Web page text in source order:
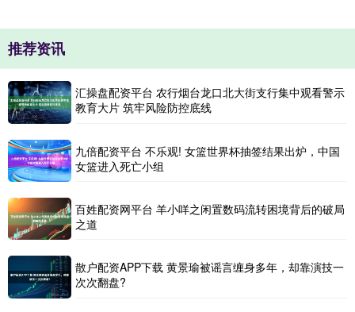
推荐资讯
汇操盘配资平台 农行烟台龙口北大街支行集中观看警示
教育大片 筑牢风险防控底线
九倍配资平台 不乐观! 女篮世界杯抽签结果出炉，中国
女篮进入死亡小组
百姓配资网平台 羊小咩之闲置数码流转困境背后的破局
之道
散户配资APP下载 黄景瑜被谣言缠身多年，却靠演技一
次次翻盘?